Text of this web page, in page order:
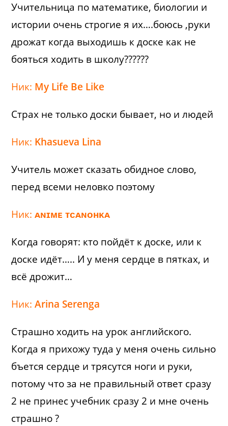
Учительница по математике, биологии и
истории очень строгие я их….боюсь ,руки
дрожат когда выходишь к доске как не
бояться ходить в школу??????
Ник: My Life Be Like
Страх не только доски бывает, но и людей
Ник: Khasueva Lina
Учитель может сказать обидное слово,
перед всеми неловко поэтому
Ник:ᴀɴɪᴍᴇ ᴛᴄᴀɴᴏʜᴋᴀ
Когда говорят: кто пойдёт к доске, или к
доске идёт….. И у меня сердце в пятках, и
всё дрожит…
Ник:Arina Serenga
Страшно ходить на урок английского.
Когда я прихожу туда у меня очень сильно
бъется сердце и трясутся ноги и руки,
потому что за не правильный ответ сразу
2 не принес учебник сразу 2 и мне очень
страшно ?